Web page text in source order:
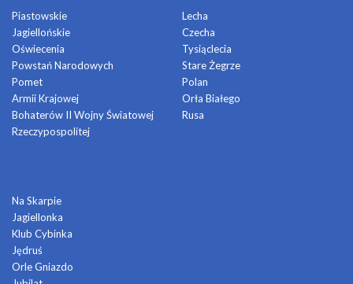
Piastowskie
Jagiellońskie
Oświecenia
Powstań Narodowych
Pomet
Armii Krajowej
Bohaterów II Wojny Światowej
Rzeczypospolitej
Lecha
Czecha
Tysiąclecia
Stare Żegrze
Polan
Orła Białego
Rusa
Na Skarpie
Jagiellonka
Klub Cybinka
Jędruś
Orle Gniazdo